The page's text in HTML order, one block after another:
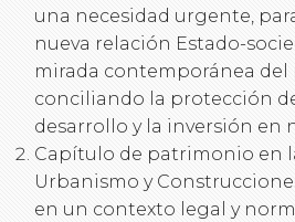
una necesidad urgente,
nueva relación Estado-
mirada contemporánea del
conciliando la protección
desarrollo y la inversión en
Capítulo de patrimonio en
Urbanismo y
en un contexto legal y